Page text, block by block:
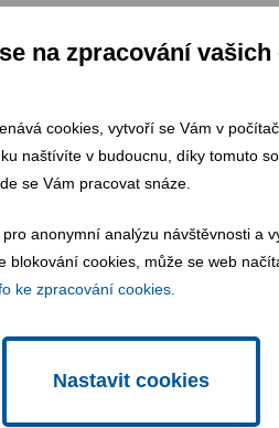
na zpracování
cookies, vytvoří se Vám v
naštívíte v budoucnu, díky tomuto
se Vám pracovat snáze.
anonymní analýzu návštěvnosti a
blokování cookies, může se web
ke zpracování cookies.
Nastavit cookies